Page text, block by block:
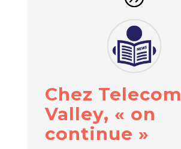
Chez Telecom
Valley, « on
continue »